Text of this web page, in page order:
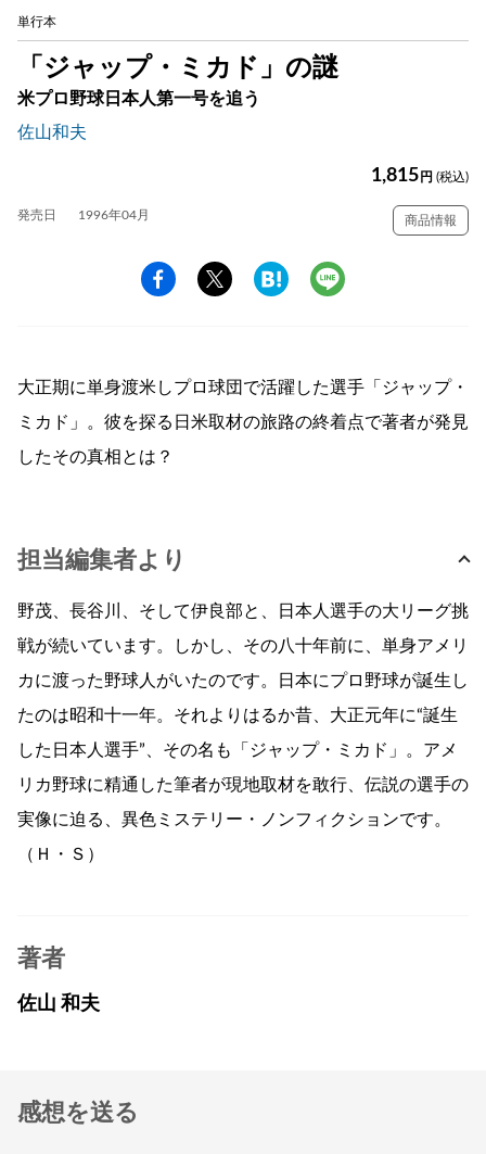
単行本
「ジャップ・ミカド」の謎
米プロ野球日本人第一号を追う
佐山和夫
1,815 円 (税込)
発売日 1996年04月 商品情報
大正期に単身渡米しプロ球団で活躍した選手「ジャップ・
ミカド」。彼を探る日米取材の旅路の終着点で著者が発見
したその真相とは？
担当編集者より
野茂、長谷川、そして伊良部と、日本人選手の大リーグ挑
戦が続いています。しかし、その八十年前に、単身アメリ
カに渡った野球人がいたのです。日本にプロ野球が誕生し
たのは昭和十一年。それよりはるか昔、大正元年に“誕生
した日本人選手”、その名も「ジャップ・ミカド」。アメ
リカ野球に精通した筆者が現地取材を敢行、伝説の選手の
実像に迫る、異色ミステリー・ノンフィクションです。
（Ｈ・Ｓ）
著者
佐山 和夫
感想を送る